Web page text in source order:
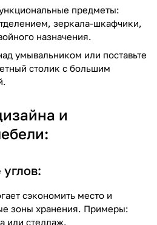
предметы:
зеркала-шкафчики,
назначения.
умывальником или поставьте
столик с большим
и
сэкономить место и
зоны хранения. Примеры:
или стеллаж.